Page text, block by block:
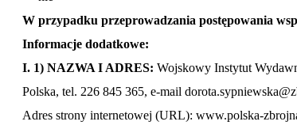
W przypadku przeprowadzania postępowania
Informacje dodatkowe:
I. 1) NAZWA I ADRES: Wojskowy Instytut
Polska, tel. 226 845 365, e-mail
Adres strony internetowej (URL): www.polska-